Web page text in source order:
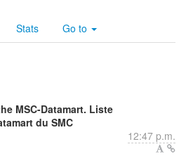
Stats Go to
MSC-Datamart. Liste
du SMC
12:47 p.m.